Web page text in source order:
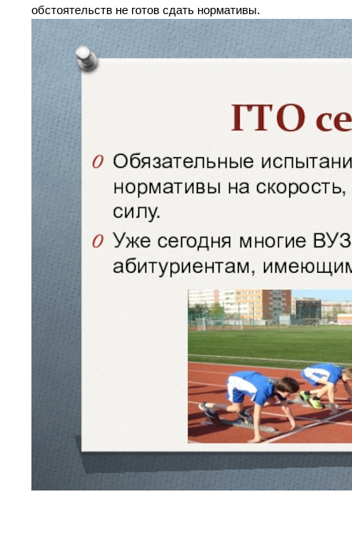
обстоятельств не готов сдать нормативы.